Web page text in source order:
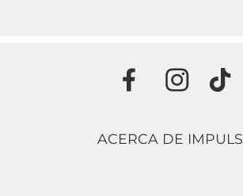
ACERCA DE IMPULS